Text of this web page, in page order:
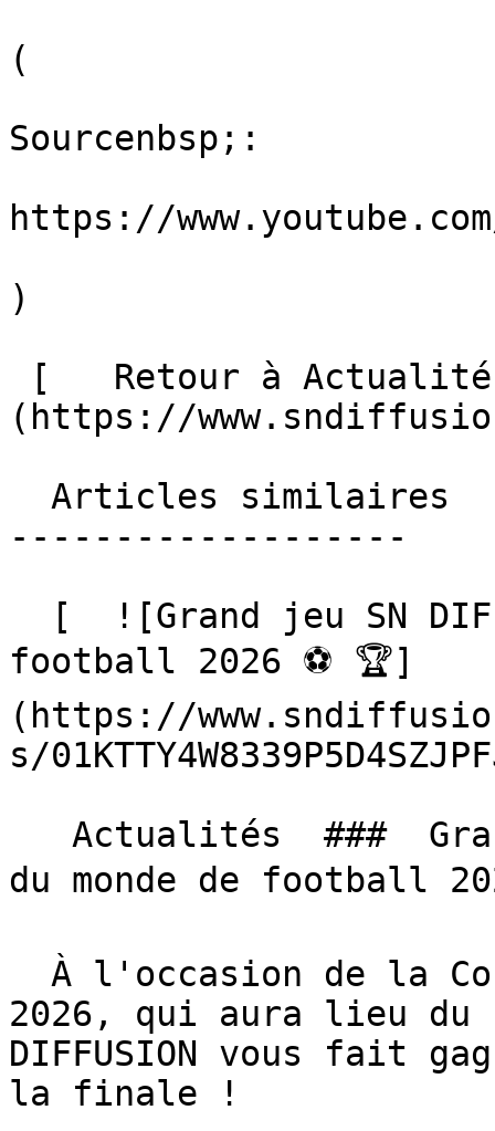
(
Sourcenbsp;:
https://
)
(https://
-------------------
football 2026 ⚽️ 🏆]
(https://
s/
du monde de football
2026, qui aura lieu
DIFFUSION vous fait
la finale !